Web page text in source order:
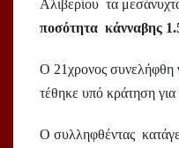
Αλιβερίου τα
ποσότητα κάνναβης
Ο 21χρονος συνελήφθη
τέθηκε υπό κράτηση
Ο συλληφθέντας